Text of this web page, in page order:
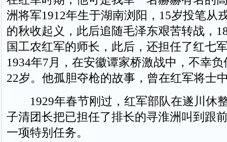
洲将军1912年生于湖南浏阳，15岁投笔从
的秋收起义，此后追随毛泽东艰苦转战，
国工农红军的师长，此后，还担任了红七
1934年7月，在安徽谭家桥激战中，不幸
22岁。他孤胆夺枪的故事，曾在红军将士
1929年春节刚过，红军部队在遂川休
子清团长把已担任了排长的寻淮洲叫到跟
一项特别任务。